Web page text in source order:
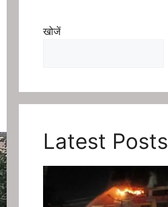
खोजें
Latest Posts